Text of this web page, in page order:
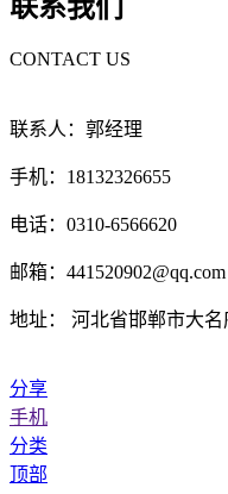
联系我们
CONTACT US
联系人：郭经理
手机：18132326655
电话：0310-6566620
邮箱：441520902@qq.com
地址： 河北省邯郸市大
分享
手机
分类
顶部